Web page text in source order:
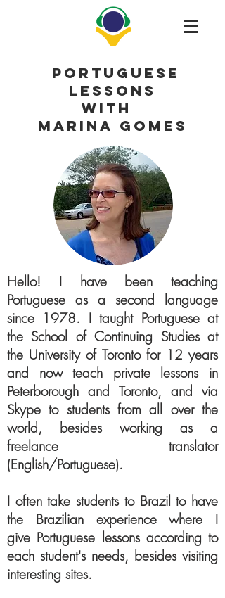
Hello! I have been teaching
Portuguese as a second language
since 1978. I taught Portuguese at
the School of Continuing Studies at
the University of Toronto for 12 years
and now teach private lessons in
Peterborough and Toronto, and via
Skype to students from all over the
world, besides working as a
freelance translator
(English/Portuguese).
I often take students to Brazil to have
the Brazilian experience where I
give Portuguese lessons according to
each student's needs, besides visiting
interesting sites.
PORTUGUESE
LESSONS
WITH
MARINA GOMES